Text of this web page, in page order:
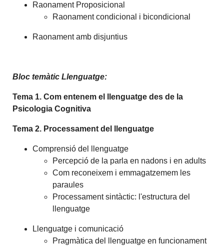
Raonament Proposicional
Raonament condicional i bicondicional
Raonament amb disjuntius
Bloc temàtic Llenguatge:
Tema 1. Com entenem el llenguatge des de la
Psicologia Cognitiva
Tema 2. Processament del llenguatge
Comprensió del llenguatge
Percepció de la parla en nadons i en adults
Com reconeixem i emmagatzemem les
paraules
Processament sintàctic: l'estructura del
llenguatge
Llenguatge i comunicació
Pragmàtica del llenguatge en funcionament